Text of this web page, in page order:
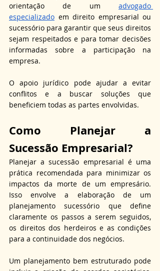
orientação de um advogado
especializado em direito empresarial ou
sucessório para garantir que seus direitos
sejam respeitados e para tomar decisões
informadas sobre a participação na
empresa.
O apoio jurídico pode ajudar a evitar
conflitos e a buscar soluções que
beneficiem todas as partes envolvidas.
Como Planejar a
Sucessão Empresarial?
Planejar a sucessão empresarial é uma
prática recomendada para minimizar os
impactos da morte de um empresário.
Isso envolve a elaboração de um
planejamento sucessório que define
claramente os passos a serem seguidos,
os direitos dos herdeiros e as condições
para a continuidade dos negócios.
Um planejamento bem estruturado pode